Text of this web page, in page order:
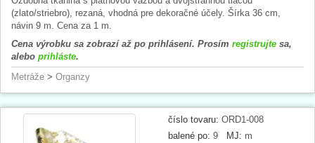
(zlato/striebro), rezaná, vhodná pre dekoračné účely. Šírka 36 cm,
návin 9 m. Cena za 1 m.
Cena výrobku sa zobrazí až po prihlásení. Prosím registrujte sa,
alebo prihláste.
Metráže > Organzy
číslo tovaru: ORD1-008
balené po: 9 MJ: m